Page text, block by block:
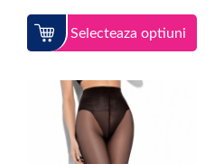
Selecteaza optiuni